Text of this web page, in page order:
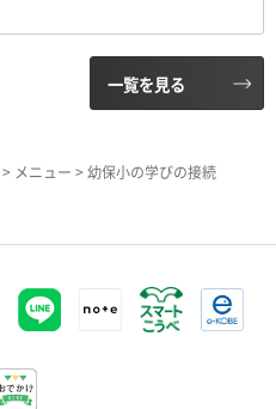
一覧を見る
> メニュー > 幼保小の学びの接続